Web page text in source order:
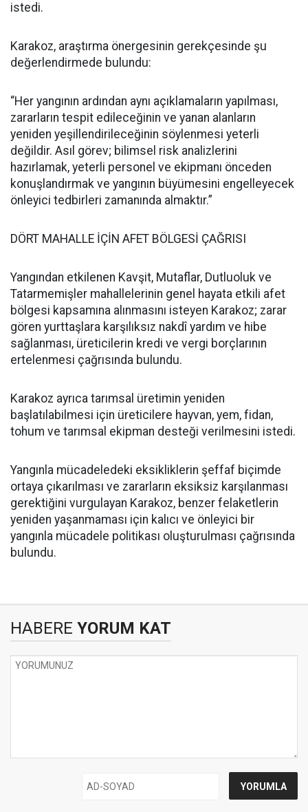
istedi.
Karakoz, araştırma önergesinin gerekçesinde şu
değerlendirmede bulundu:
“Her yangının ardından aynı açıklamaların yapılması,
zararların tespit edileceğinin ve yanan alanların
yeniden yeşillendirileceğinin söylenmesi yeterli
değildir. Asıl görev; bilimsel risk analizlerini
hazırlamak, yeterli personel ve ekipmanı önceden
konuşlandırmak ve yangının büyümesini engelleyecek
önleyici tedbirleri zamanında almaktır.”
DÖRT MAHALLE İÇİN AFET BÖLGESİ ÇAĞRISI
Yangından etkilenen Kavşit, Mutaflar, Dutluoluk ve
Tatarmemişler mahallelerinin genel hayata etkili afet
bölgesi kapsamına alınmasını isteyen Karakoz; zarar
gören yurttaşlara karşılıksız nakdî yardım ve hibe
sağlanması, üreticilerin kredi ve vergi borçlarının
ertelenmesi çağrısında bulundu.
Karakoz ayrıca tarımsal üretimin yeniden
başlatılabilmesi için üreticilere hayvan, yem, fidan,
tohum ve tarımsal ekipman desteği verilmesini istedi.
Yangınla mücadeledeki eksikliklerin şeffaf biçimde
ortaya çıkarılması ve zararların eksiksiz karşılanması
gerektiğini vurgulayan Karakoz, benzer felaketlerin
yeniden yaşanmaması için kalıcı ve önleyici bir
yangınla mücadele politikası oluşturulması çağrısında
bulundu.
HABERE YORUM KAT